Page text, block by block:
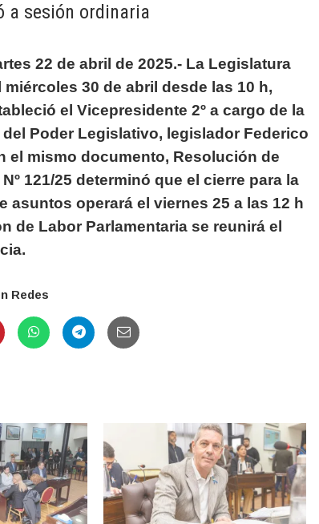
a sesión ordinaria
22 de abril de 2025.- La Legislatura
30 de abril desde las 10 h,
el Vicepresidente 2º a cargo de la
Poder Legislativo, legislador Federico
el mismo documento, Resolución de
121/25 determinó que el cierre para la
asuntos operará el viernes 25 a las 12 h
de Labor Parlamentaria se reunirá el
Redes